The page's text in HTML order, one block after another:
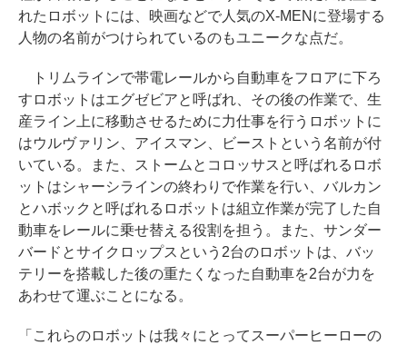
れたロボットには、映画などで人気のX-MENに登場する
人物の名前がつけられているのもユニークな点だ。
トリムラインで帯電レールから自動車をフロアに下ろ
すロボットはエグゼビアと呼ばれ、その後の作業で、生
産ライン上に移動させるために力仕事を行うロボットに
はウルヴァリン、アイスマン、ビーストという名前が付
いている。また、ストームとコロッサスと呼ばれるロボ
ットはシャーシラインの終わりで作業を行い、バルカン
とハボックと呼ばれるロボットは組立作業が完了した自
動車をレールに乗せ替える役割を担う。また、サンダー
バードとサイクロップスという2台のロボットは、バッ
テリーを搭載した後の重たくなった自動車を2台が力を
あわせて運ぶことになる。
「これらのロボットは我々にとってスーパーヒーローの